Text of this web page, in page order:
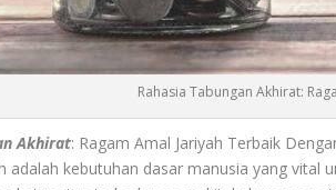
Rahasia Tabungan Akhirat:
Akhirat: Ragam Amal Jariyah Terbaik
adalah kebutuhan dasar manusia yang vital